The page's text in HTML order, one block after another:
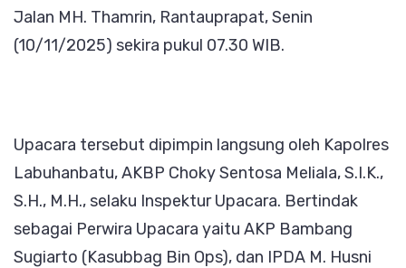
Jalan MH. Thamrin, Rantauprapat, Senin
(10/11/2025) sekira pukul 07.30 WIB.
Upacara tersebut dipimpin langsung oleh Kapolres
Labuhanbatu, AKBP Choky Sentosa Meliala, S.I.K.,
S.H., M.H., selaku Inspektur Upacara. Bertindak
sebagai Perwira Upacara yaitu AKP Bambang
Sugiarto (Kasubbag Bin Ops), dan IPDA M. Husni